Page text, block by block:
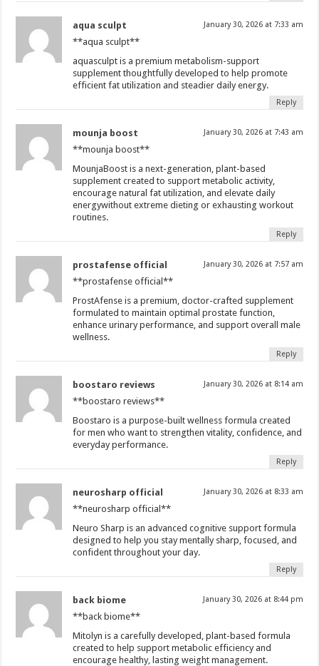
aqua sculpt January 30, 2026 at 7:33 am
**aqua sculpt**
aquasculpt is a premium metabolism-support
supplement thoughtfully developed to help promote
efficient fat utilization and steadier daily energy.
Reply
mounja boost January 30, 2026 at 7:43 am
**mounja boost**
MounjaBoost is a next-generation, plant-based
supplement created to support metabolic activity,
encourage natural fat utilization, and elevate daily
energywithout extreme dieting or exhausting workout
routines.
Reply
prostafense official January 30, 2026 at 7:57 am
**prostafense official**
ProstAfense is a premium, doctor-crafted supplement
formulated to maintain optimal prostate function,
enhance urinary performance, and support overall male
wellness.
Reply
boostaro reviews January 30, 2026 at 8:14 am
**boostaro reviews**
Boostaro is a purpose-built wellness formula created
for men who want to strengthen vitality, confidence, and
everyday performance.
Reply
neurosharp official January 30, 2026 at 8:33 am
**neurosharp official**
Neuro Sharp is an advanced cognitive support formula
designed to help you stay mentally sharp, focused, and
confident throughout your day.
Reply
back biome January 30, 2026 at 8:44 pm
**back biome**
Mitolyn is a carefully developed, plant-based formula
created to help support metabolic efficiency and
encourage healthy, lasting weight management.